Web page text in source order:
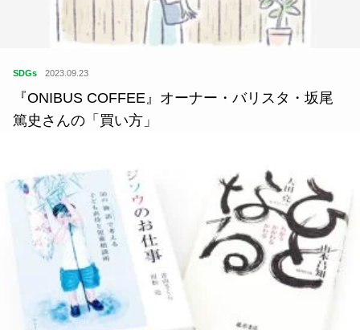
篤史さんの「買い方」
2020.11.22